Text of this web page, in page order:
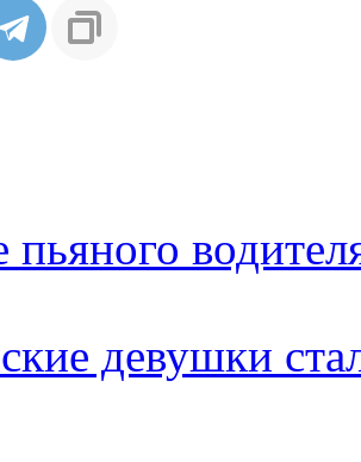
девушки